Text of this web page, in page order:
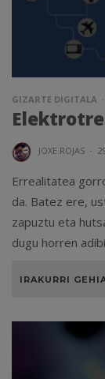
GIZARTE DIGITALA
JOXE ROJAS ·
Errealitatea
da. Batez ere,
zapuztu eta
dugu horren
IRAKURRI